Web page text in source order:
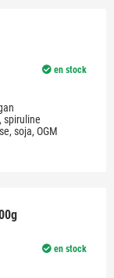
en stock
spiruline
soja, OGM
en stock